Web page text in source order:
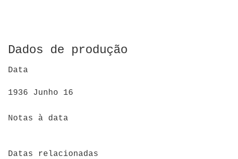
Dados de produção
Data
1936 Junho 16
Notas à data
Datas relacionadas